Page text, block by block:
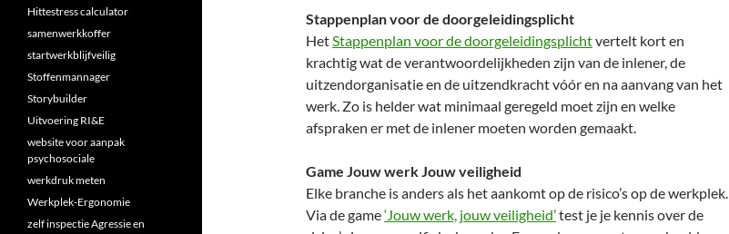
Stappenplan voor de doorgeleidingsplicht
HetStappenplan voor de doorgeleidingsplichtvertelt kort en
krachtig wat de verantwoordelijkheden zijn van de inlener, de
uitzendorganisatie en de uitzendkracht vóór en na aanvang van het
werk. Zo is helder wat minimaal geregeld moet zijn en welke
afspraken er met de inlener moeten worden gemaakt.
Game Jouw werk Jouw veiligheid
Elke branche is anders als het aankomt op de risico’s op de werkplek.
Via de game‘Jouw werk, jouw veiligheid’test je je kennis over de
Hittestress calculator
samenwerkkoffer
startwerkblijfveilig
Stoffenmannager
Storybuilder
Uitvoering RI&E
website voor aanpak
psychosociale
werkdruk meten
Werkplek-Ergonomie
zelf inspectie Agressie en